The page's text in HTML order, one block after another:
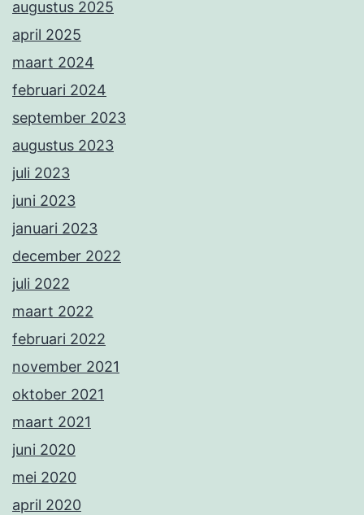
augustus 2025
april 2025
maart 2024
februari 2024
september 2023
augustus 2023
juli 2023
juni 2023
januari 2023
december 2022
juli 2022
maart 2022
februari 2022
november 2021
oktober 2021
maart 2021
juni 2020
mei 2020
april 2020